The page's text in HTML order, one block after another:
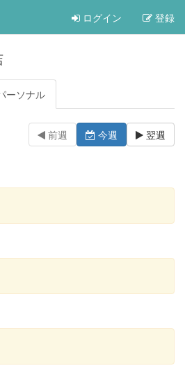
ログイン 登録
ーソナル
前週 今週 翌週